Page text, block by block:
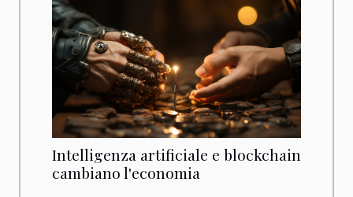
Intelligenza artificiale e blockchain
cambiano l'economia